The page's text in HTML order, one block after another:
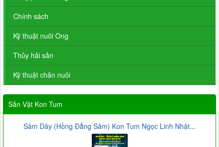
Chính sách
Kỹ thuật nuôi Ong
Thủy hải sản
Kỹ thuật chăn nuôi
Sản Vật Kon Tum
Sâm Dây (Hồng Đẳng Sâm) Kon Tum Ngọc Linh Nhật...